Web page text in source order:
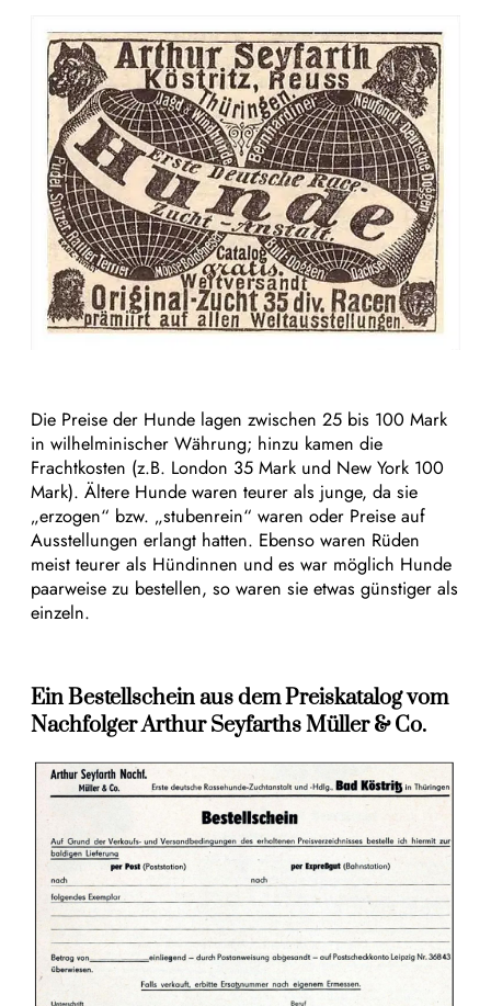
Die Preise der Hunde lagen zwischen 25 bis 100 Mark
in wilhelminischer Währung; hinzu kamen die
Frachtkosten (z.B. London 35 Mark und New York 100
Mark). Ältere Hunde waren teurer als junge, da sie
„erzogen“ bzw. „stubenrein“ waren oder Preise auf
Ausstellungen erlangt hatten. Ebenso waren Rüden
meist teurer als Hündinnen und es war möglich Hunde
paarweise zu bestellen, so waren sie etwas günstiger als
einzeln.
Ein Bestellschein aus dem Preiskatalog vom
Nachfolger Arthur Seyfarths Müller & Co.